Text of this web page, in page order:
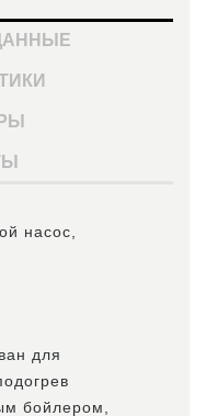
насос,
для
бойлером,